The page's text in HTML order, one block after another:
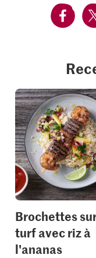
Brochettes
turf avec riz à
l'ananas